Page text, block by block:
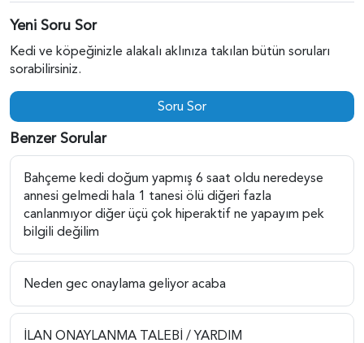
Yeni Soru Sor
Kedi ve köpeğinizle alakalı aklınıza takılan bütün soruları
sorabilirsiniz.
Soru Sor
Benzer Sorular
Bahçeme kedi doğum yapmış 6 saat oldu neredeyse
annesi gelmedi hala 1 tanesi ölü diğeri fazla
canlanmıyor diğer üçü çok hiperaktif ne yapayım pek
bilgili değilim
Neden gec onaylama geliyor acaba
İLAN ONAYLANMA TALEBİ / YARDIM